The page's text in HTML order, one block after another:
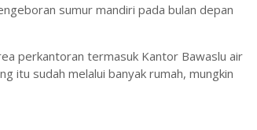
sumur mandiri pada bulan depan
perkantoran termasuk Kantor Bawaslu air
itu sudah melalui banyak rumah, mungkin